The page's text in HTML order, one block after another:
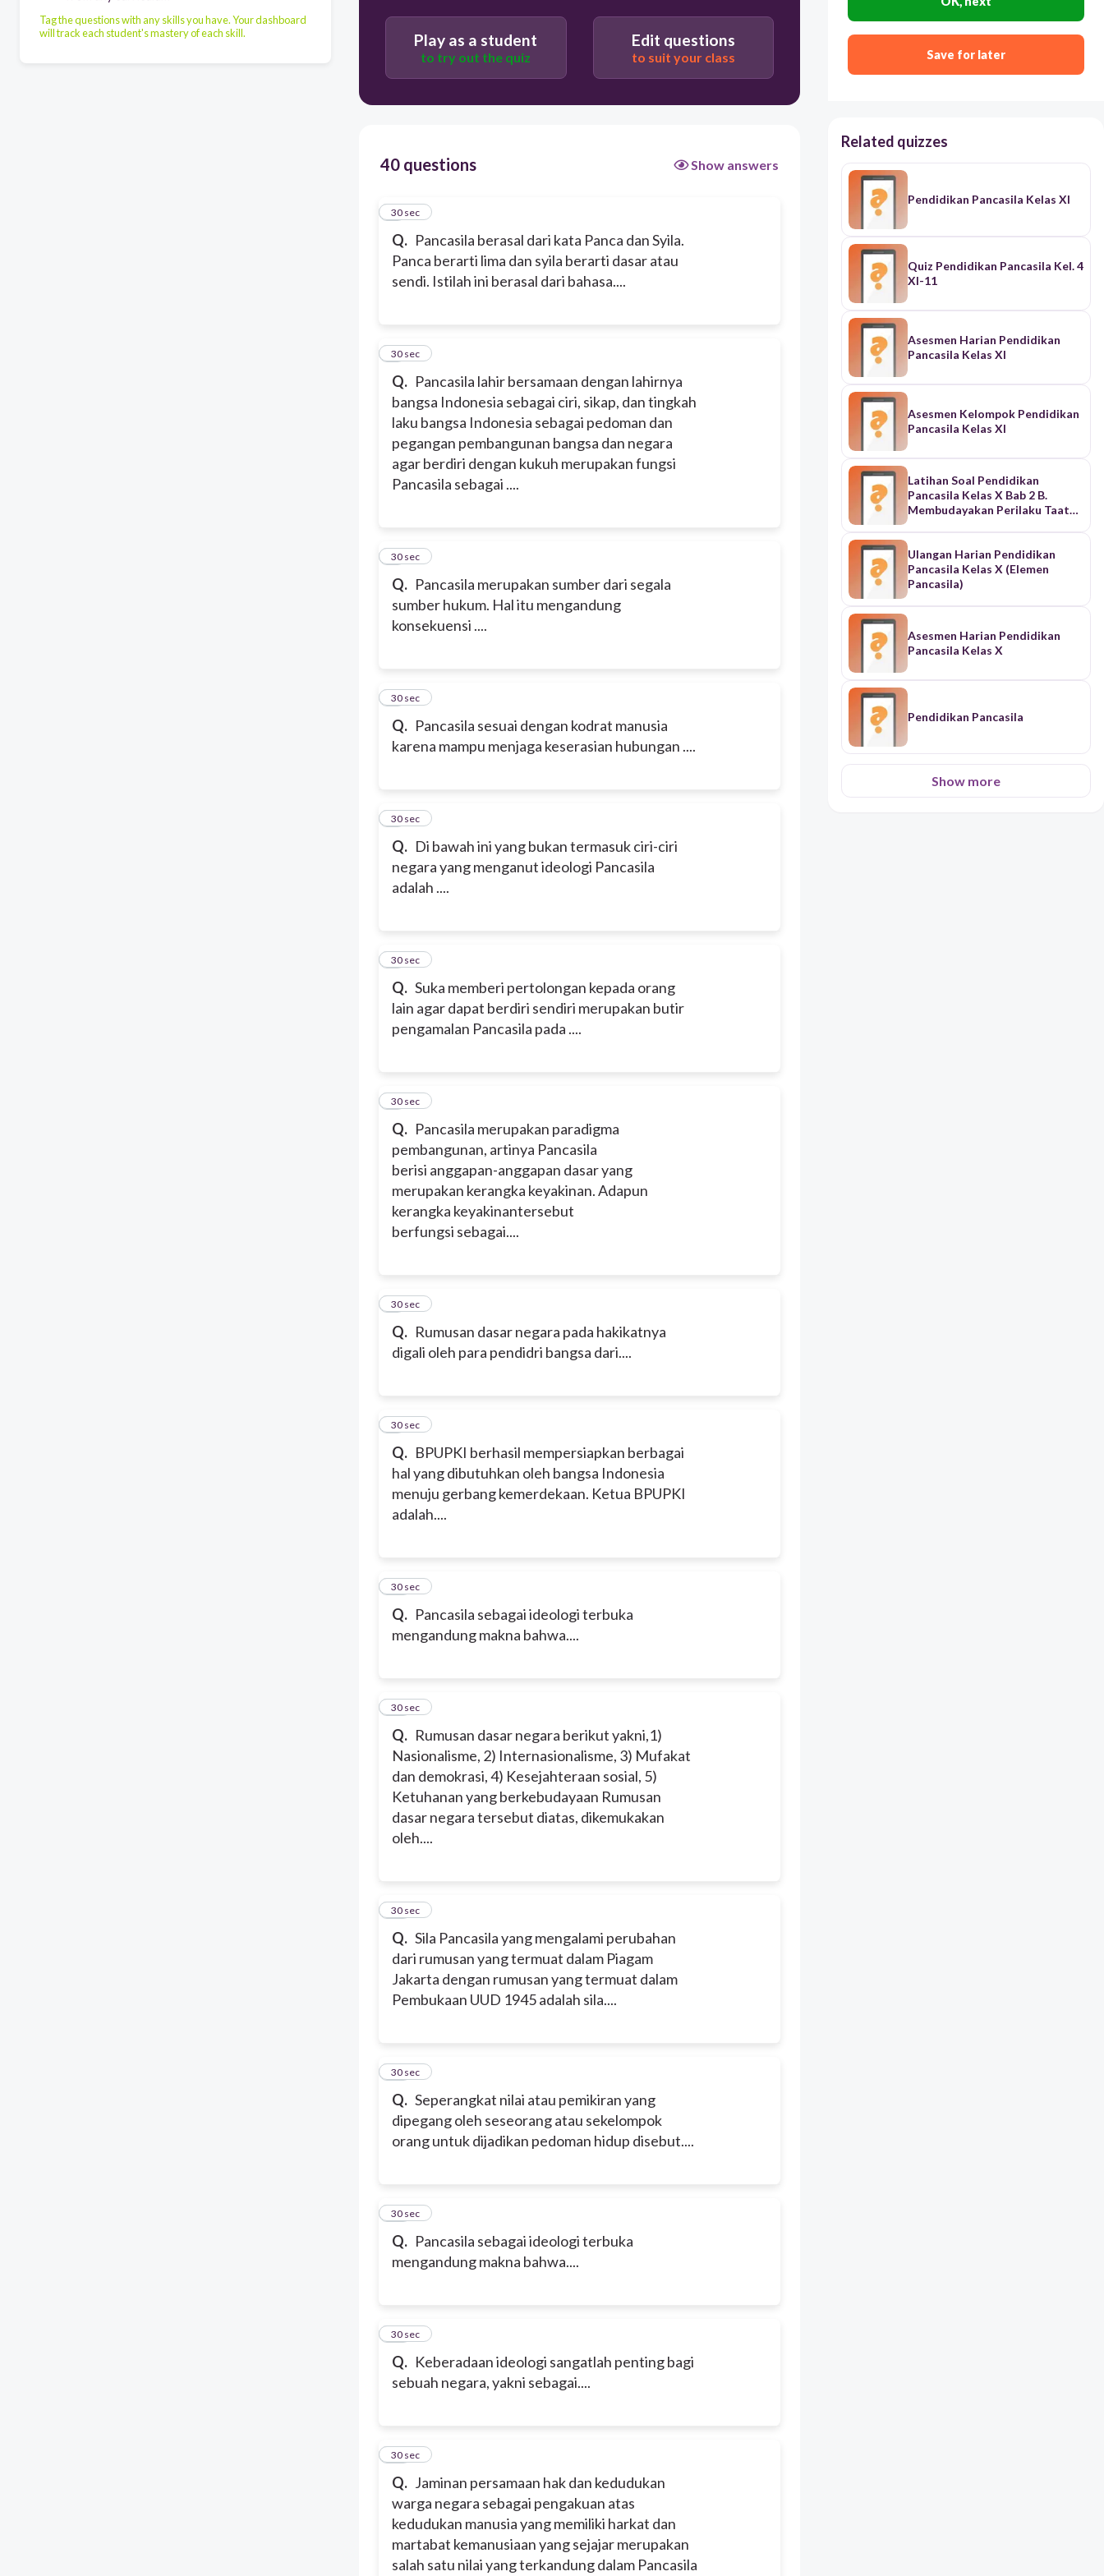
Tag the questions with any skills you have. Your dashboard
will track each student's mastery of each skill.
Pancasila sebagai kepribadian bangsa Indonesia.
Dasar Negara
Play as a student
to try out the quiz
Edit questions
to suit your class
40 questions Show answers
Q. Pancasila berasal dari kata Panca dan Syila.
Panca berarti lima dan syila berarti dasar atau
sendi. Istilah ini berasal dari bahasa....
1
30 sec
Q. Pancasila lahir bersamaan dengan lahirnya
bangsa Indonesia sebagai ciri, sikap, dan tingkah
laku bangsa Indonesia sebagai pedoman dan
pegangan pembangunan bangsa dan negara
agar berdiri dengan kukuh merupakan fungsi
Pancasila sebagai ....
2
30 sec
Q. Pancasila merupakan sumber dari segala
sumber hukum. Hal itu mengandung
konsekuensi ....
3
30 sec
Q. Pancasila sesuai dengan kodrat manusia
karena mampu menjaga keserasian hubungan ....
4
30 sec
Q. Di bawah ini yang bukan termasuk ciri-ciri
negara yang menganut ideologi Pancasila
adalah ....
5
30 sec
Q. Suka memberi pertolongan kepada orang
lain agar dapat berdiri sendiri merupakan butir
pengamalan Pancasila pada ....
6
30 sec
Q. Pancasila merupakan paradigma
pembangunan, artinya Pancasila
berisi anggapan-anggapan dasar yang
merupakan kerangka keyakinan. Adapun
kerangka keyakinantersebut
berfungsi sebagai....
7
30 sec
Q. Rumusan dasar negara pada hakikatnya
digali oleh para pendidri bangsa dari....
8
30 sec
Q. BPUPKI berhasil mempersiapkan berbagai
hal yang dibutuhkan oleh bangsa Indonesia
menuju gerbang kemerdekaan. Ketua BPUPKI
adalah....
9
30 sec
Q. Pancasila sebagai ideologi terbuka
mengandung makna bahwa....
10
30 sec
Q. Rumusan dasar negara berikut yakni,1)
Nasionalisme, 2) Internasionalisme, 3) Mufakat
dan demokrasi, 4) Kesejahteraan sosial, 5)
Ketuhanan yang berkebudayaan Rumusan
dasar negara tersebut diatas, dikemukakan
oleh....
11
30 sec
Q. Sila Pancasila yang mengalami perubahan
dari rumusan yang termuat dalam Piagam
Jakarta dengan rumusan yang termuat dalam
Pembukaan UUD 1945 adalah sila....
12
30 sec
Q. Seperangkat nilai atau pemikiran yang
dipegang oleh seseorang atau sekelompok
orang untuk dijadikan pedoman hidup disebut....
13
30 sec
Q. Pancasila sebagai ideologi terbuka
mengandung makna bahwa....
14
30 sec
Q. Keberadaan ideologi sangatlah penting bagi
sebuah negara, yakni sebagai....
15
30 sec
Q. Jaminan persamaan hak dan kedudukan
warga negara sebagai pengakuan atas
kedudukan manusia yang memiliki harkat dan
martabat kemanusiaan yang sejajar merupakan
salah satu nilai yang terkandung dalam Pancasila
16
30 sec
Save for later
Related quizzes
Pendidikan Pancasila Kelas XI
Quiz Pendidikan Pancasila Kel. 4
XI-11
Asesmen Harian Pendidikan
Pancasila Kelas XI
Asesmen Kelompok Pendidikan
Pancasila Kelas XI
Latihan Soal Pendidikan
Pancasila Kelas X Bab 2 B.
Membudayakan Perilaku Taat
Hukum
Ulangan Harian Pendidikan
Pancasila Kelas X (Elemen
Pancasila)
Asesmen Harian Pendidikan
Pancasila Kelas X
Pendidikan Pancasila
Show more